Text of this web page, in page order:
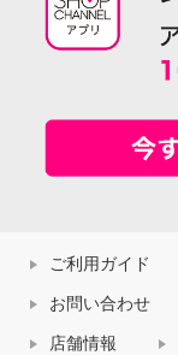
ご利用ガイド
お問い合わせ
店舗情報